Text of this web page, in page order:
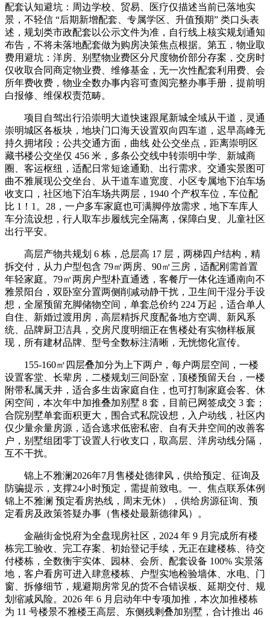
配套认知避坑：周边学校、贸易、医疗仅描述当前已落地实
景，不轻信 “后期新增配套、专属学区、升值预期” 类口头表
述，规划类市政配套以公示文件为准，自行线上核实规划通知
布告，不将未落地配套做为购房决策焦点根据。第五，物业取
费用避坑：洋房、别墅物业费区分尺度物价部分存案，交房时
仅收取合同商定物业费、维修基金，无一次性配套利用费、会
所年费收费，物业全数办事内容可查阅完整办事手册，提前明
白报修、维保权责范畴。
项目自驾出行沿崇明大道快速跟尾新城全域从干道，灵通
崇明城区各板块，地块门口海天设置双向四车道，迟早高峰无
持久拥堵段；公共交通方面，曲线 处公交坐点，距离崇明区
藏书楼公交坐仅 456 米，多条公交线中转崇明中学、新城商
圈、客运枢纽，适配日常短途通勤、出行需求。交通实景图可
曲不雅展现公交坐台、从干道车道宽度、小区专属地下泊车场
收支口，社区地下泊车场共两层，1940 个产权车位，车位配
比 1！1。28，一户多车家庭也可满脚停放需求，地下车库人
车分流设想，行人取车步履线完全隔离，保障白叟、儿童社区
出行平安。
高层产物共规划 6 栋，总层高 17 层，两梯四户结构，精
拆交付，从力户型包含 79㎡两房、90㎡三房，适配刚需首置
年轻家庭。79㎡两房户型朴直通透，客餐厅一体化连通南向不
雅景阳台，双卧室分置两侧削减动静干扰，卫生间干湿分手设
想，全屋预留充脚储物空间，单套总价约 224 万起，适合单人
自住、新婚过渡用房，高层精拆尺度配备地方空调、新风系
统、品牌厨卫洁具，交房尺度明细正在售楼处有实物样板展
现，所有建材品牌、型号全数标注清晰，无恍惚化宣传。
155-160㎡四层叠加分为上下两户，每户两层空间，一楼
设置客堂、长辈房，二楼规划三间卧室，顶楼预留天台，一楼
附带私属天井，适合多生齿家庭自住，也可打制家庭会客、休
闲空间，本次年中加推叠加别墅 8 套，目前已网签成交 3 套；
合院别墅单套面积更大，围合式私院设想，入户动线，社区内
仅少量余量房源，适合逃求低密私密、自有天井空间的改善客
户，别墅组团零丁设置人行收支口，取高层、洋房动线分隔，
互不干扰。
锦上不雅澜2026年7月售楼处德律风，供给预定、征询及
防骗提示，支撑24小时预定，需提前致电。一、焦点联系体例
锦上不雅澜 预定看房热线，周末无休），供给房源征询、预
定看房及政策答疑办事（售楼处最新德律风）。
金融街金悦府为全盘现房社区，2024 年 9 月完成所有楼
栋完工验收、完工存案、初始登记手续，无正在建楼栋、待交
付楼栋，全数衡宇实体、园林、会所、配套设备 100% 实景落
地，客户看房可进入肆意楼栋、户型实地检验墙体、水电、门
窗、拆修细节，规避期房常见的货不合错误板、延期交付、规
划缩减风险。2026 年 6 月启动年中专项加推，本次加推楼栋
为 11 号楼景不雅楼王高层、东侧残剩叠加别墅，合计推出 46